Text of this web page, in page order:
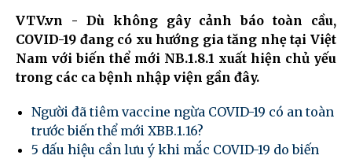
VTV.vn - Dù không gây cảnh báo toàn cầu,
COVID-19 đang có xu hướng gia tăng nhẹ tại Việt
Nam với biến thể mới NB.1.8.1 xuất hiện chủ yếu
trong các ca bệnh nhập viện gần đây.
Người đã tiêm vaccine ngừa COVID-19 có an toàn
trước biến thể mới XBB.1.16?
5 dấu hiệu cần lưu ý khi mắc COVID-19 do biến